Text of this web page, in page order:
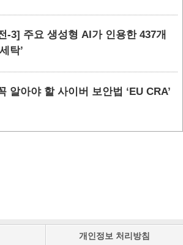
-3] 주요 생성형 AI가 인용한 437개
탁’
알아야 할 사이버 보안법 ‘EU CRA’
개인정보 처리방침